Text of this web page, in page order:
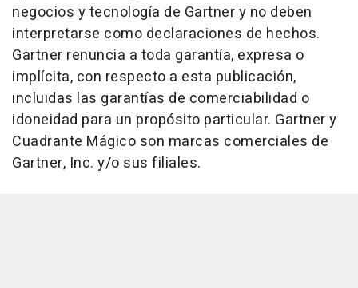
negocios y tecnología de Gartner y no deben
interpretarse como declaraciones de hechos.
Gartner renuncia a toda garantía, expresa o
implícita, con respecto a esta publicación,
incluidas las garantías de comerciabilidad o
idoneidad para un propósito particular. Gartner y
Cuadrante Mágico son marcas comerciales de
Gartner, Inc. y/o sus filiales.